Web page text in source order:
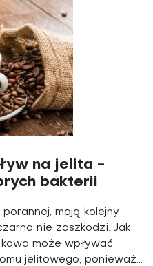
na jelita -
bakterii
mają kolejny
nie zaszkodzi. Jak
może wpływać
jelitowego, ponieważ...